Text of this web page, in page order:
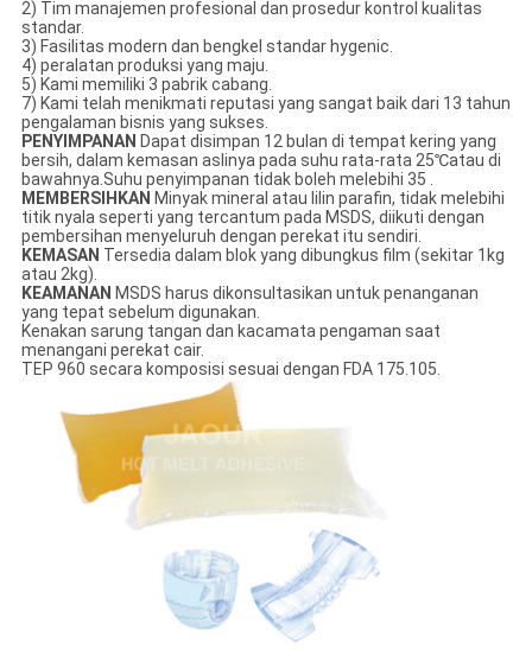
2) Tim manajemen profesional dan prosedur kontrol kualitas
standar.
3) Fasilitas modern dan bengkel standar hygenic.
4) peralatan produksi yang maju.
5) Kami memiliki 3 pabrik cabang.
7) Kami telah menikmati reputasi yang sangat baik dari 13 tahun
pengalaman bisnis yang sukses.
PENYIMPANAN Dapat disimpan 12 bulan di tempat kering yang
bersih, dalam kemasan aslinya pada suhu rata-rata 25℃atau di
bawahnya.Suhu penyimpanan tidak boleh melebihi 35 .
MEMBERSIHKAN Minyak mineral atau lilin parafin, tidak melebihi
titik nyala seperti yang tercantum pada MSDS, diikuti dengan
pembersihan menyeluruh dengan perekat itu sendiri.
KEMASAN Tersedia dalam blok yang dibungkus film (sekitar 1kg
atau 2kg).
KEAMANAN MSDS harus dikonsultasikan untuk penanganan
yang tepat sebelum digunakan.
Kenakan sarung tangan dan kacamata pengaman saat
menangani perekat cair.
TEP 960 secara komposisi sesuai dengan FDA 175.105.